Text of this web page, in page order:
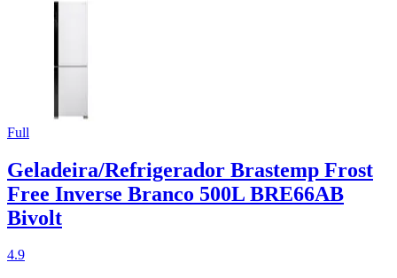
Full
Geladeira/Refrigerador Brastemp Frost
Free Inverse Branco 500L BRE66AB
Bivolt
4.9